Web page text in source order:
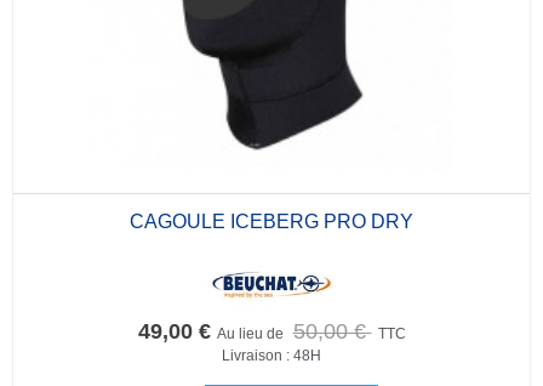
CAGOULE ICEBERG PRO DRY
49,00 € Au lieu de 50,00 € TTC
Livraison : 48H